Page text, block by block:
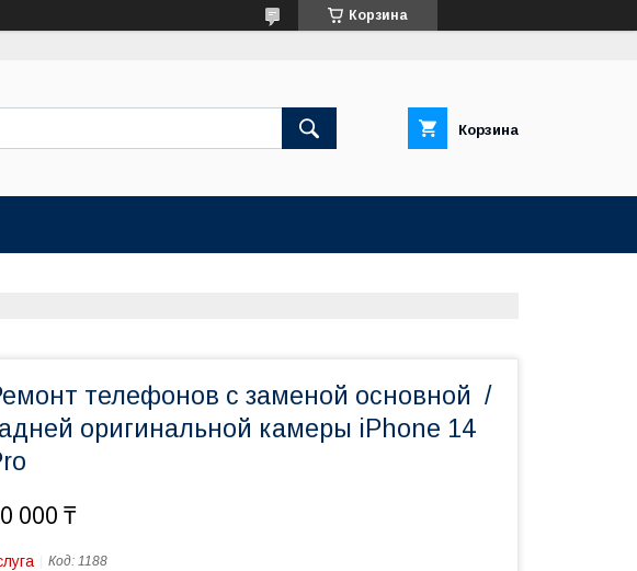
Корзина
Корзина
телефонов с заменой основной /
оригинальной камеры iPhone 14
000 ₸
Код: 1188